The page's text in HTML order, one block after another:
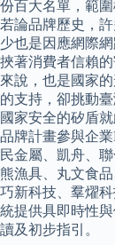
份百大名單，範
若論品牌歷史，
少也是因應網際
挾著消費者信賴
來說，也是國家
的支持，卻挑動
國家安全的矽盾
品牌計畫參與企
民金屬、凱舟、
熊漁具、丸文食
巧新科技、羣燿
統提供具即時性
讀及初步指引。